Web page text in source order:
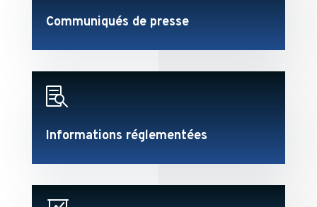
Communiqués de presse

Informations réglementées